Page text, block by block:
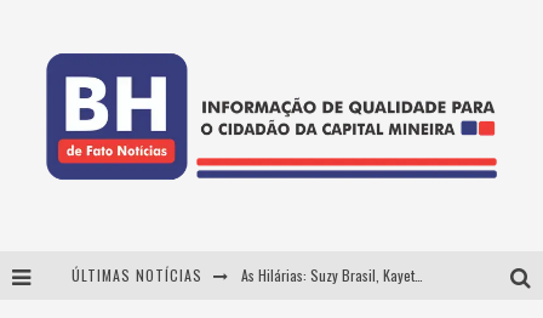
ÚLTIMAS NOTÍCIAS As Hilárias: Suzy Brasil, Kayete e Karoline Absinto retornam a Belo Horizonte para apresentação única no Teatro Sesiminas